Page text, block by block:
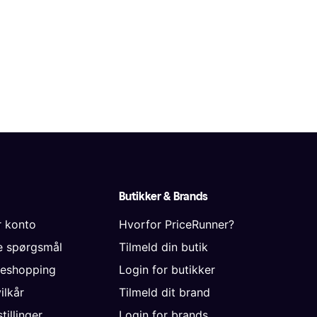
konto
spørgsmål
Butikker & Brands
Hvorfor PriceRunner?
Tilmeld din butik
Login for butikker
Tilmeld dit brand